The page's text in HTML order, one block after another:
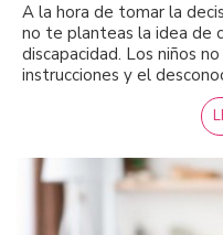
A la hora de tomar la
no te planteas la idea de
discapacidad. Los niños
instrucciones y el